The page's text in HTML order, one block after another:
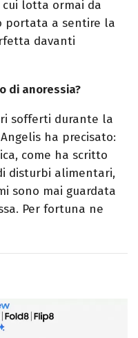
cui lotta ormai da
portata a sentire la
davanti
di anoressia?
sofferti durante la
ha precisato:
come ha scritto
disturbi alimentari,
sono mai guardata
Per fortuna ne